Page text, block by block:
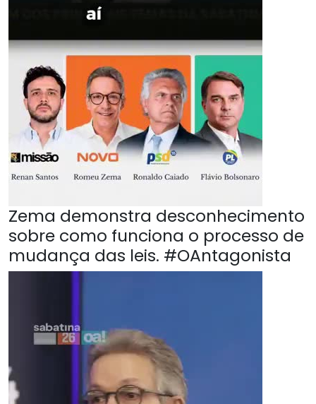
Zema demonstra desconhecimento
sobre como funciona o processo de
mudança das leis. #OAntagonista